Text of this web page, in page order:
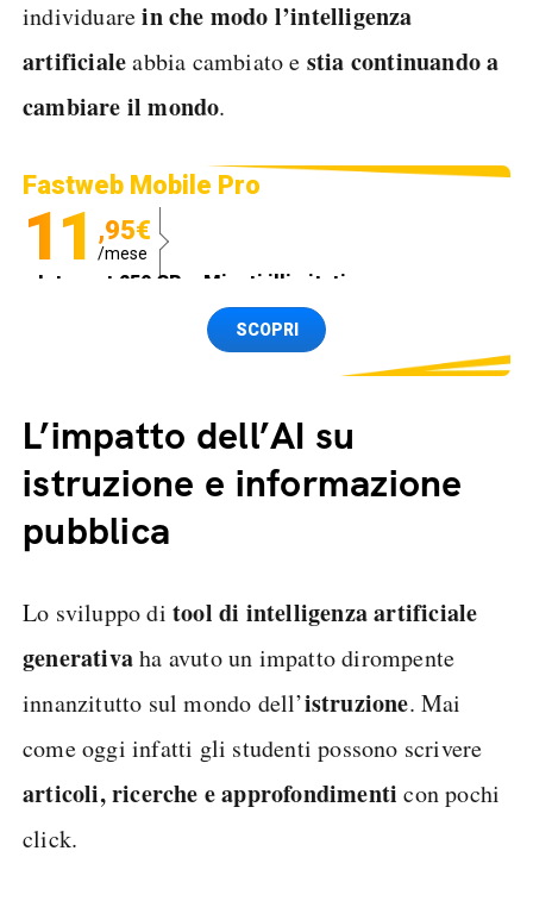
individuarein che modo l’intelligenza
artificialeabbia cambiato e stia continuando a
cambiare il mondo.
Fastweb Mobile Pro
11 ,95€
/mese
Internet 250 GB e Minuti illimitati
Spedizione SIM GRATISSCOPRI
L’impatto dell’AI su
istruzione e informazione
pubblica
Lo sviluppo di tool di intelligenza artificiale
generativaha avuto un impatto dirompente
innanzitutto sul mondo dell’istruzione. Mai
come oggi infatti gli studenti possono scrivere
articoli, ricerche e approfondimenti con pochi
click.